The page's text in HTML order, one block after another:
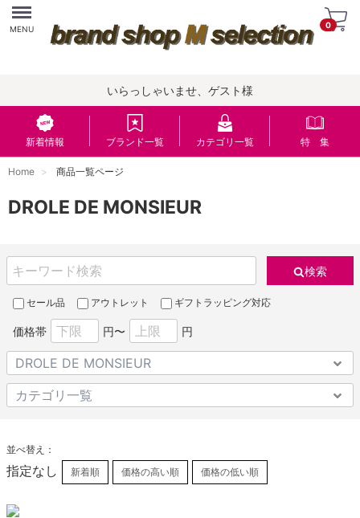
Menu
MENU 0
いらっしゃいませ、ゲスト様
新着情報 ブランド一覧 カテゴリ一覧 特 集
Home 商品一覧ページ
DROLE DE MONSIEUR
検索
セール品 アウトレット ギフトラッピング対応
価格帯 円〜 円
並べ替え：
指定なし 新着順 価格の高い順 価格の低い順